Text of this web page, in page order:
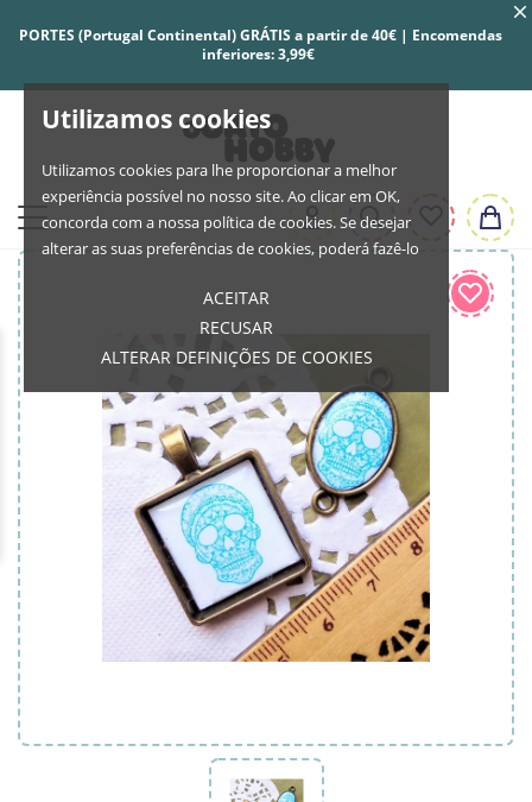
Utilizamos cookies
Utilizamos cookies para lhe proporcionar a melhor
experiência possível no nosso site. Ao clicar em OK,
concorda com a nossa política de cookies. Se desejar
alterar as suas preferências de cookies, poderá fazê-lo
ACEITAR
RECUSAR
ALTERAR DEFINIÇÕES DE COOKIES
PORTES (Portugal Continental) GRÁTIS a partir de 40€ | Encomendas
inferiores: 3,99€